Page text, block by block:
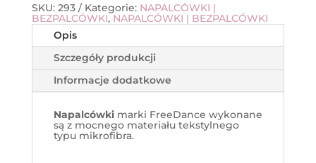
SKU: 293 Kategorie: NAPALCÓWKI |
BEZPALCÓWKI, NAPALCÓWKI | BEZPALCÓWKI
Opis
Szczegóły produkcji
Informacje dodatkowe
Napalcówkimarki FreeDance wykonane
są z mocnego materiału tekstylnego
typu mikrofibra.